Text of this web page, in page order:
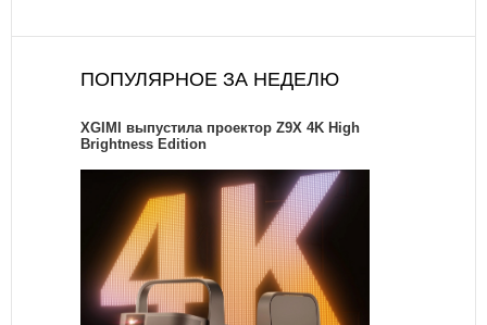
ПОПУЛЯРНОЕ ЗА НЕДЕЛЮ
XGIMI выпустила проектор Z9X 4K High
Brightness Edition